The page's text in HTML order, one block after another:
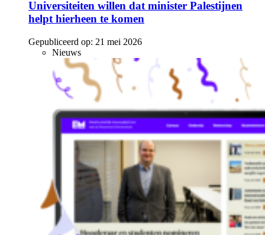
Universiteiten willen dat minister Palestijnen
helpt hierheen te komen
Gepubliceerd op: 21 mei 2026
Nieuws